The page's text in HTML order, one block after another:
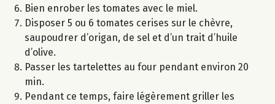
Bien enrober les tomates avec le miel.
Disposer 5 ou 6 tomates cerises sur le chèvre,
saupoudrer d’origan, de sel et d’un trait d’huile
d’olive.
Passer les tartelettes au four pendant environ 20
min.
Pendant ce temps, faire légèrement griller les